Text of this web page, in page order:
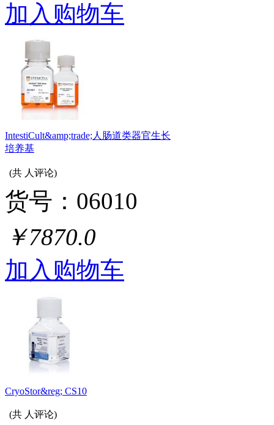
加入购物车
IntestiCult&amp;trade;人肠道类器官生长
培养基
(共 人评论)
货号：06010
￥7870.0
加入购物车
CryoStor&reg; CS10
(共 人评论)